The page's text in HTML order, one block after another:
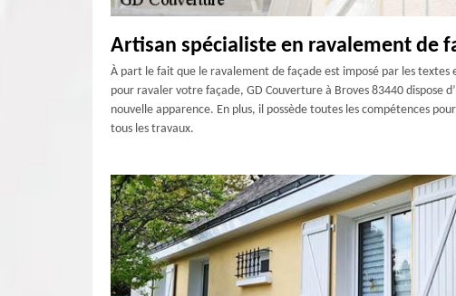
Artisan spécialiste en ravalement de
À part le fait que le ravalement de façade est imposé par les textes
pour ravaler votre façade, GD Couverture à Broves 83440 dispose
nouvelle apparence. En plus, il possède toutes les compétences
tous les travaux.